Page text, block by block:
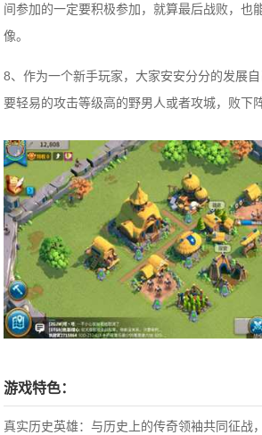
间参加的一定要积极参加，就算最后战败，也
像。
8、作为一个新手玩家，大家安安分分的发展
要轻易的攻击等级高的野男人或者攻城，败下
游戏特色：
真实历史英雄：与历史上的传奇领袖共同征战